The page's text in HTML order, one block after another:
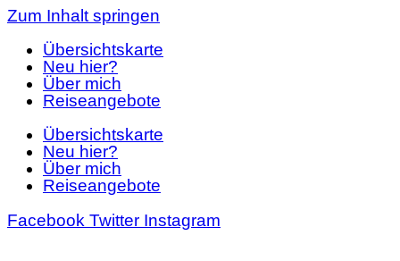
Zum Inhalt springen
Übersichtskarte
Neu hier?
Über mich
Reiseangebote
Übersichtskarte
Neu hier?
Über mich
Reiseangebote
Facebook Twitter Instagram